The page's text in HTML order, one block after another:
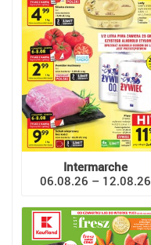
Intermarche
06.08.26 – 12.08.26